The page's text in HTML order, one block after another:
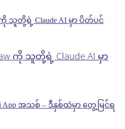
ကို သူတို့ရဲ့ Claude AI မှာ